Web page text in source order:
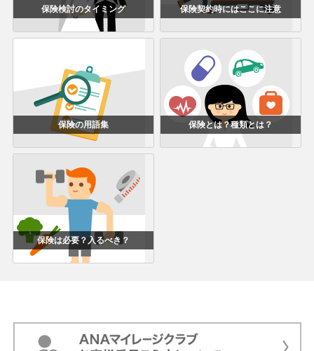
保険検討のタイミング 保険契約時にはここに注意
保険の用語集 保険とは？種類とは？
保険は必要？入るべき？